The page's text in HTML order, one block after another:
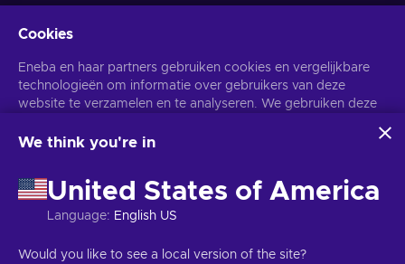
Krijg gepersonaliseerde gameaanbiedingen
Abonneer
U kunt zich op elk gewenst moment afmelden. Bezoek dePrivacy
Copyright © 2026 Eneba. Alle rechten voorbehouden. JSC "Helis
Cookies
Eneba en haar partners gebruiken cookies en vergelijkbare
technologieën om informatie over gebruikers van deze
website te verzamelen en te analyseren. We gebruiken deze
de site te verbeteren. Uw persoonlijke gegevens kunnen ook
Door op 'Alles accepteren' te klikken, geef je toestemming
voor het gebruik van deze technologieën door Eneba en haar
partners. U kunt uw toestemming aanpassen door op
Voor meer informatie over hoe Google uw gegevens
We think you're in
United States of America
Language: English US
Would you like to see a local version of the site?